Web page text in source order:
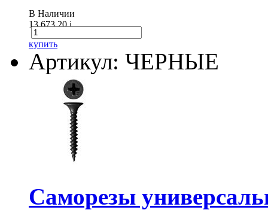
В Наличии
13 673.20i
купить
Артикул: ЧЕРНЫЕ
Саморезы